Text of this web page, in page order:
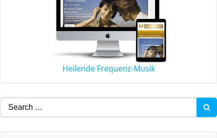
Heilende Frequenz-Musik